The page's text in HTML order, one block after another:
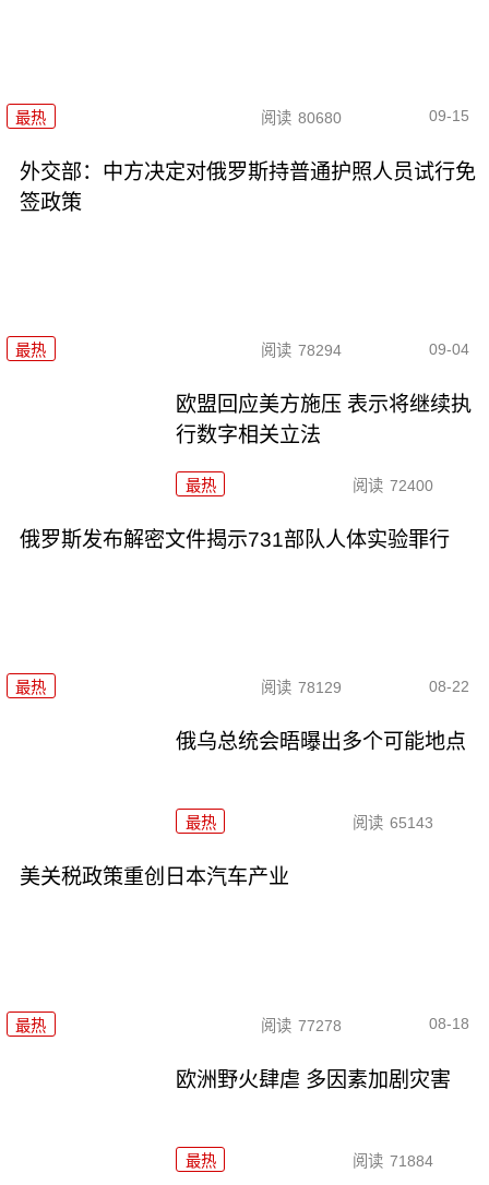
最热 阅读 80680 09-15
外交部：中方决定对俄罗斯持普通护照人员试行免
签政策
最热 阅读 78294 09-04
欧盟回应美方施压 表示将继续执
行数字相关立法
最热 阅读 72400
俄罗斯发布解密文件揭示731部队人体实验罪行
最热 阅读 78129 08-22
俄乌总统会晤曝出多个可能地点
最热 阅读 65143
美关税政策重创日本汽车产业
最热 阅读 77278 08-18
欧洲野火肆虐 多因素加剧灾害
最热 阅读 71884